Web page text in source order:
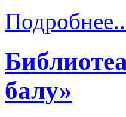
балу»